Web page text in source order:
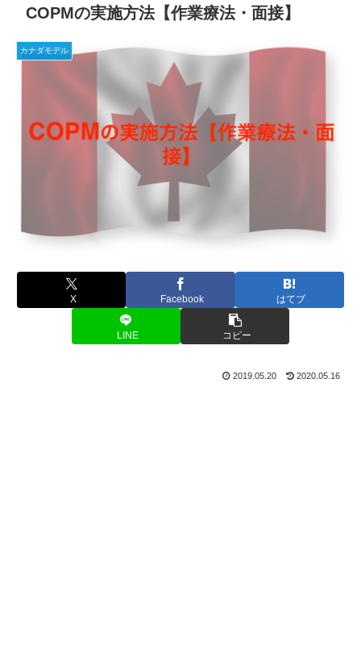
COPMの実施方法【作業療法・面接】
カナダモデル
X Facebook はてブ
LINE コピー
2019.05.20 2020.05.16